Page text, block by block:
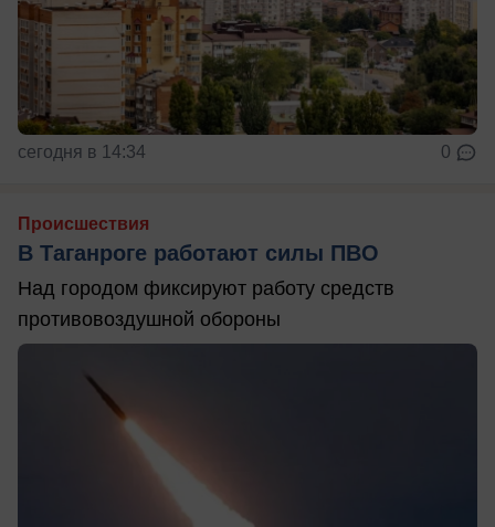
сегодня в 14:34 0
Происшествия
В Таганроге работают силы ПВО
Над городом фиксируют работу средств
противовоздушной обороны